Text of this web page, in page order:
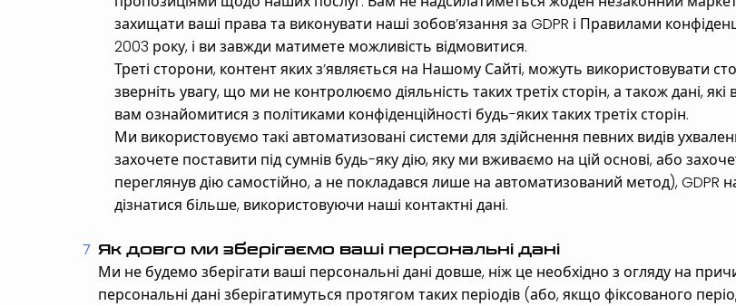
захищати ваші права та виконувати наші зобов’язання за GDPR і Правилами
2003 року, і ви завжди матимете можливість відмовитися.
Треті сторони, контент яких з’являється на Нашому Сайті, можуть використовувати
зверніть увагу, що ми не контролюємо діяльність таких третіх сторін, а також дані,
вам ознайомитися з політиками конфіденційності будь-яких таких третіх сторін.
Ми використовуємо такі автоматизовані системи для здійснення певних видів
захочете поставити під сумнів будь-яку дію, яку ми вживаємо на цій основі, або
переглянув дію самостійно, а не покладався лише на автоматизований метод), GDPR
дізнатися більше, використовуючи наші контактні дані.
Як довго ми зберігаємо ваші персональні дані
Ми не будемо зберігати ваші персональні дані довше, ніж це необхідно з огляду на
персональні дані зберігатимуться протягом таких періодів (або, якщо фіксованого